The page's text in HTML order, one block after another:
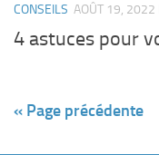
CONSEILS AOÛT 19, 2022
4 astuces pour
« Page précédente